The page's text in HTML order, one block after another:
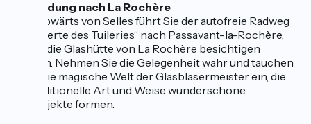
Verbindung nach La Rochère
Flussabwärts von Selles führt Sie der autofreie Radweg
„Voie Verte des Tuileries“ nach Passavant-la-Rochère,
wo Sie die Glashütte von La Rochère besichtigen
können. Nehmen Sie die Gelegenheit wahr und tauchen
Sie in die magische Welt der Glasbläsermeister ein, die
auf traditionelle Art und Weise wunderschöne
Glasobjekte formen.